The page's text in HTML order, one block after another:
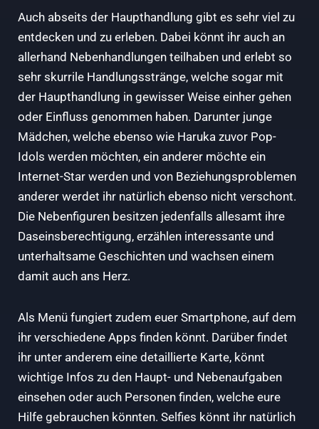
Auch abseits der Haupthandlung gibt es sehr viel zu
entdecken und zu erleben. Dabei könnt ihr auch an
allerhand Nebenhandlungen teilhaben und erlebt so
sehr skurrile Handlungsstränge, welche sogar mit
der Haupthandlung in gewisser Weise einher gehen
oder Einfluss genommen haben. Darunter junge
Mädchen, welche ebenso wie Haruka zuvor Pop-
Idols werden möchten, ein anderer möchte ein
Internet-Star werden und von Beziehungsproblemen
anderer werdet ihr natürlich ebenso nicht verschont.
Die Nebenfiguren besitzen jedenfalls allesamt ihre
Daseinsberechtigung, erzählen interessante und
unterhaltsame Geschichten und wachsen einem
damit auch ans Herz.
Als Menü fungiert zudem euer Smartphone, auf dem
ihr verschiedene Apps finden könnt. Darüber findet
ihr unter anderem eine detaillierte Karte, könnt
wichtige Infos zu den Haupt- und Nebenaufgaben
einsehen oder auch Personen finden, welche eure
Hilfe gebrauchen könnten. Selfies könnt ihr natürlich